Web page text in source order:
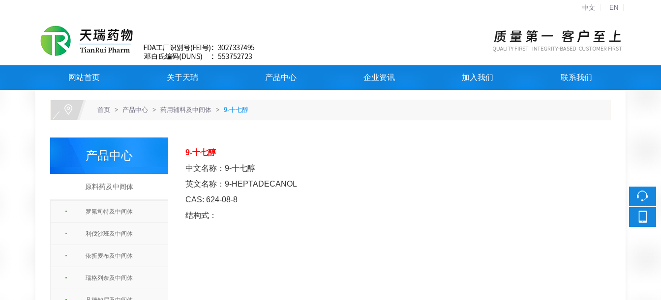
中文 EN
网站首页 关于天瑞 产品中心 企业资讯 加入我们 联系我们
首页 > 产品中心 > 药用辅料及中间体 > 9-十七醇
产品中心
原料药及中间体
罗氟司特及中间体
利伐沙班及中间体
依折麦布及中间体
瑞格列奈及中间体
9-十七醇
中文名称：9-十七醇
英文名称：9-HEPTADECANOL
CAS: 624-08-8
结构式：